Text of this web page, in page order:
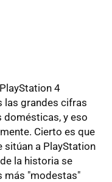
4
las grandes cifras
y eso
Cierto es que
sitúan a PlayStation
la historia se
más "modestas"